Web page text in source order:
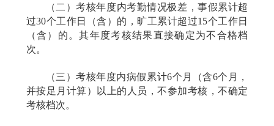
（二）考核年度内考勤情况极差，事假累计超
过30个工作日（含）的，旷工累计超过15个工作日
（含）的。其年度考核结果直接确定为不合格档
次。
（三）考核年度内病假累计6个月（含6个月，
并按足月计算）以上的人员，不参加考核，不确定
考核档次。